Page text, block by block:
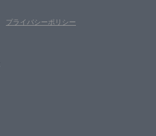
プライバシーポリシー